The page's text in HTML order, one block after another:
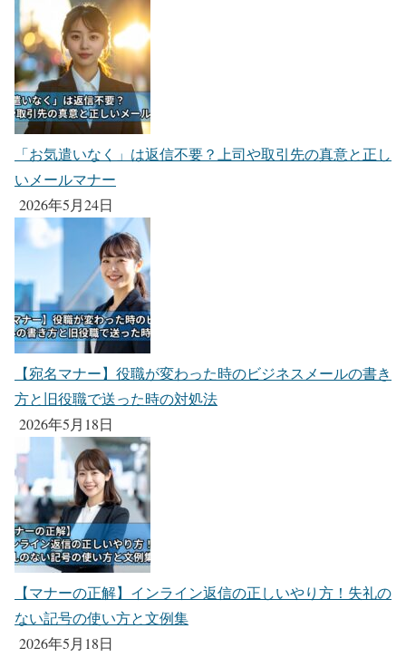
「お気遣いなく」は返信不要？上司や取引先の真意と正し
いメールマナー
2026年5月24日
【宛名マナー】役職が変わった時のビジネスメールの書き
方と旧役職で送った時の対処法
2026年5月18日
【マナーの正解】インライン返信の正しいやり方！失礼の
ない記号の使い方と文例集
2026年5月18日